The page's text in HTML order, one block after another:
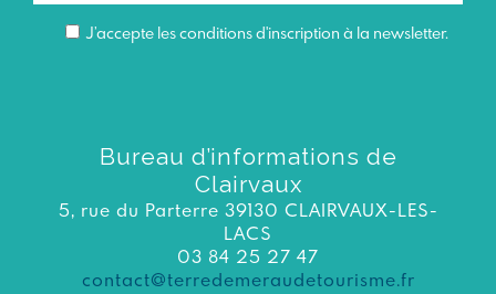
J’accepte les conditions d'inscription à la newsletter.
Bureau d’informations de
Clairvaux
5, rue du Parterre 39130 CLAIRVAUX-LES-
LACS
03 84 25 27 47
contact@terredemeraudetourisme.fr